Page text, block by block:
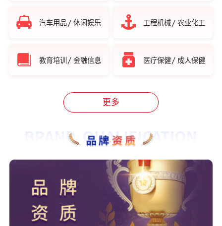
汽车用品/ 休闲娱乐 工程机械/ 农业化工
教育培训 / 金融信息 医疗保健/ 成人保健
更多